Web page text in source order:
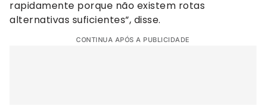
rapidamente porque não existem rotas
alternativas suficientes”, disse.
CONTINUA APÓS A PUBLICIDADE